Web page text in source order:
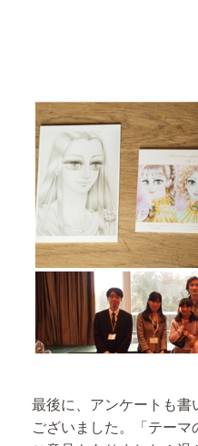
最後に、アンケートも書
ございました。「テーマ